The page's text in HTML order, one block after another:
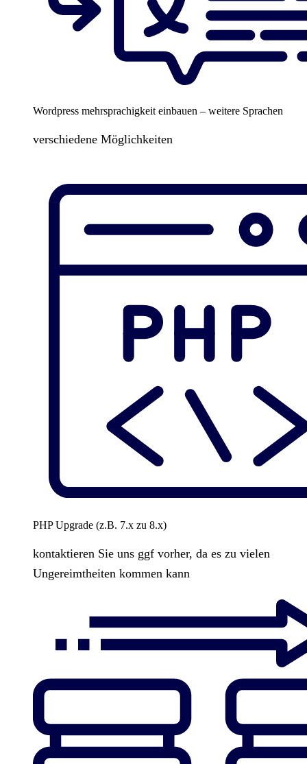
Wordpress mehrsprachigkeit einbauen – weitere Sprachen
verschiedene Möglichkeiten
PHP Upgrade (z.B. 7.x zu 8.x)
kontaktieren Sie uns ggf vorher, da es zu vielen
Ungereimtheiten kommen kann